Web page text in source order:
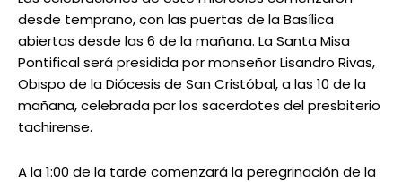
desde temprano, con las puertas de la Basílica
abiertas desde las 6 de la mañana. La Santa Misa
Pontifical será presidida por monseñor Lisandro Rivas,
Obispo de la Diócesis de San Cristóbal, a las 10 de la
mañana, celebrada por los sacerdotes del presbiterio
tachirense.
A la 1:00 de la tarde comenzará la peregrinación de la